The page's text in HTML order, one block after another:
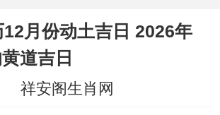
月份动土吉日 2026年
道吉日
祥安阁生肖网